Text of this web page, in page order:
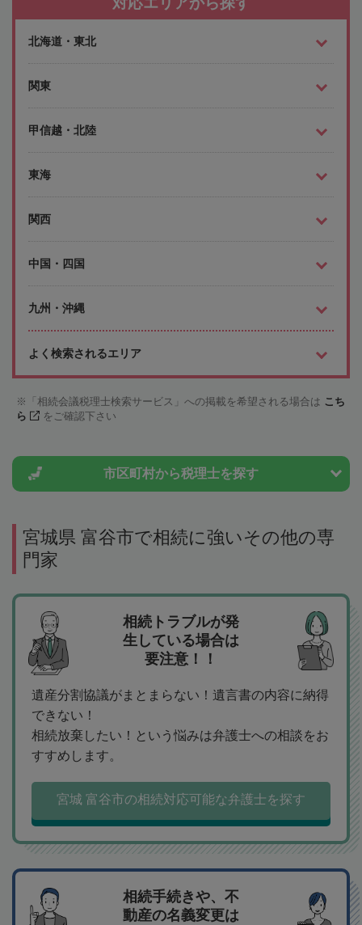
北海道・東北
関東
甲信越・北陸
東海
関西
中国・四国
九州・沖縄
よく検索されるエリア
「相続会議税理士検索サービス」への掲載を希望される場合は こち
ら
をご確認下さい
市区町村から税理士を探す
宮城県 富谷市で相続に強いその他の専
門家
相続トラブルが発
生している場合は
要注意！！
遺産分割協議がまとまらない！遺言書の内容に納得
できない！
相続放棄したい！という悩みは弁護士への相談をお
すすめします。
宮城 富谷市の相続対応可能な弁護士を探す
相続手続きや、不
動産の名義変更は